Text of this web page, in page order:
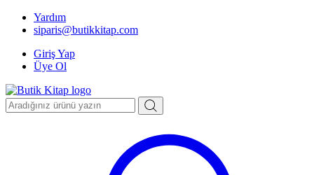
Yardım
siparis@butikkitap.com
Giriş Yap
Üye Ol